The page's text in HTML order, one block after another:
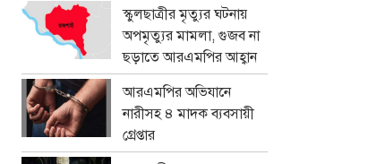
স্কুলছাত্রীর মৃত্যুর ঘটনায়
অপমৃত্যুর মামলা, গুজব না
ছড়াতে আরএমপির আহ্বান
আরএমপির অভিযানে
নারীসহ ৪ মাদক ব্যবসায়ী
গ্রেপ্তার